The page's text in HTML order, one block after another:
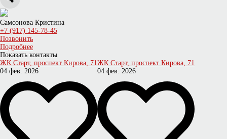
Самсонова Кристина
+7 (917) 145-78-45
Позвонить
Подробнее
Показать контакты
ЖК Старт, проспект Кирова, 71
04 фев. 2026
ЖК Старт, проспект Кирова, 71
04 фев. 2026